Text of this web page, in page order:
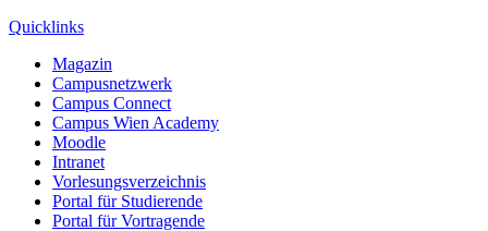
Quicklinks
Magazin
Campusnetzwerk
Campus Connect
Campus Wien Academy
Moodle
Intranet
Vorlesungsverzeichnis
Portal für Studierende
Portal für Vortragende